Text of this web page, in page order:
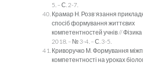
5. – С. 2-7.
Крамар Н. Розв'язання
спосіб формування життєвих
компетентностей учнів // Фізика
2018. – № 3-4. – С. 3-5.
Криворучко М. Формування
компетентності на уроках